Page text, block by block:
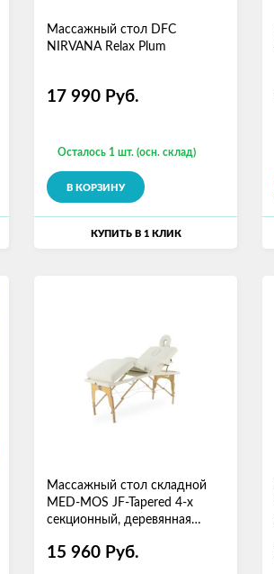
Массажный стол DFC
NIRVANA Relax Plum
17 990 Руб.
Осталось 1 шт. (осн. склад)
В КОРЗИНУ
КУПИТЬ В 1 КЛИК
Массажный стол складной
MED-MOS JF-Tapered 4-х
секционный, деревянная
15 960 Руб.